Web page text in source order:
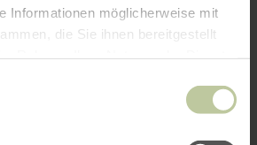
Informationen möglicherweise mit
die Sie ihnen bereitgestellt